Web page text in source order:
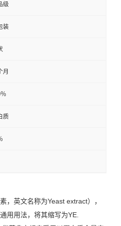
级
装
月
质
，英文名称为Yeast extract），
用用法，将其缩写为YE.